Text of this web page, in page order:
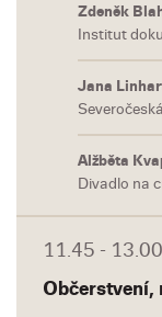
Zdeněk
Institut
Jana
Alžběta
Divadlo na
11.45 - 13.00
Občerstvení,